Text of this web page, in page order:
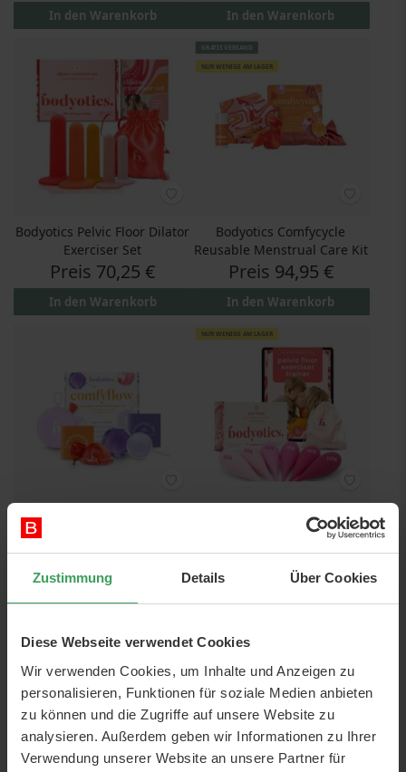
Zustimmung Details Über Cookies
Diese Webseite verwendet Cookies
Wir verwenden Cookies, um Inhalte und Anzeigen zu
personalisieren, Funktionen für soziale Medien anbieten
zu können und die Zugriffe auf unsere Website zu
analysieren. Außerdem geben wir Informationen zu Ihrer
Verwendung unserer Website an unsere Partner für
In den Warenkorb In den Warenkorb
Bodyotics Pelvic Floor Dilator
Exerciser Set
Preis 70,25 €
In den Warenkorb
GRATIS VERSAND
NUR WENIGE AM LAGER
Bodyotics Comfycycle
Reusable Menstrual Care Kit
Preis 94,95 €
In den Warenkorb
Bodyotics Comfyflow
Reusable Menstrual Care Kit
Preis43,25 €
In den Warenkorb
NUR WENIGE AM LAGER
Bodyotics Pear Drops Pelvic
Floor Trainer
Preis52,75 €
In den Warenkorb